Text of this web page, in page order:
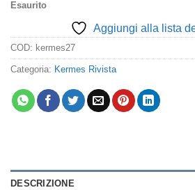
Esaurito
Aggiungi alla lista
COD: kermes27
Categoria: Kermes Rivista
DESCRIZIONE